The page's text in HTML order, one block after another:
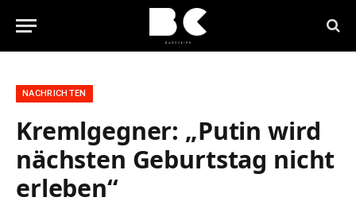
NACHRICHTEN
Kremlgegner: „Putin wird
nächsten Geburtstag nicht
erleben“